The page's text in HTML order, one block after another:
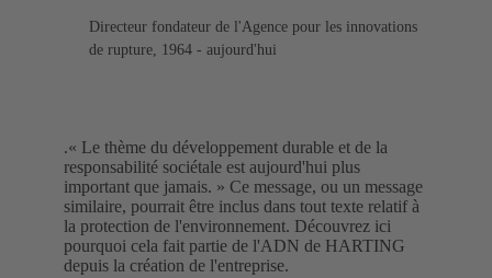
Directeur fondateur de l'Agence pour les innovations
de rupture, 1964 - aujourd'hui
.« Le thème du développement durable et de la
responsabilité sociétale est aujourd'hui plus
important que jamais. » Ce message, ou un message
similaire, pourrait être inclus dans tout texte relatif à
la protection de l'environnement. Découvrez ici
pourquoi cela fait partie de l'ADN de HARTING
depuis la création de l'entreprise.